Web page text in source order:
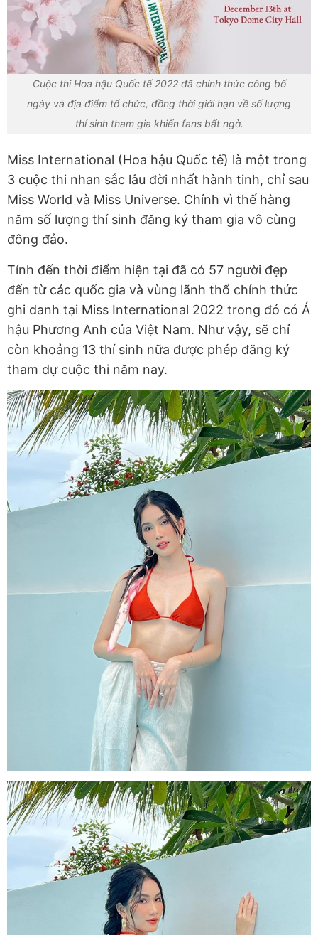
Cuộc thi Hoa hậu Quốc tế 2022 đã chính thức công bố
ngày và địa điểm tổ chức, đồng thời giới hạn về số lượng
thí sinh tham gia khiến fans bất ngờ.
Miss International (Hoa hậu Quốc tế) là một trong
3 cuộc thi nhan sắc lâu đời nhất hành tinh, chỉ sau
Miss World và Miss Universe. Chính vì thế hàng
năm số lượng thí sinh đăng ký tham gia vô cùng
đông đảo.
Tính đến thời điểm hiện tại đã có 57 người đẹp
đến từ các quốc gia và vùng lãnh thổ chính thức
ghi danh tại Miss International 2022 trong đó có Á
hậu Phương Anh của Việt Nam. Như vậy, sẽ chỉ
còn khoảng 13 thí sinh nữa được phép đăng ký
tham dự cuộc thi năm nay.